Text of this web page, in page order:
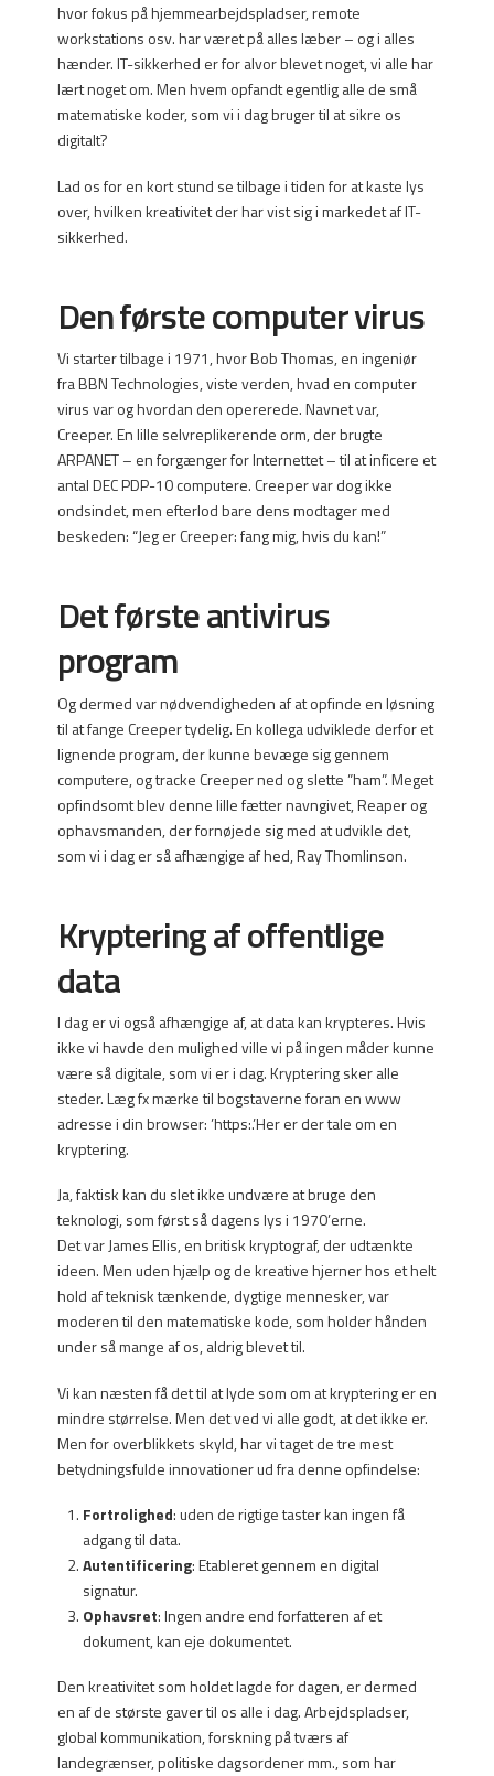
hvor fokus på hjemmearbejdspladser, remote
workstations osv. har været på alles læber – og i alles
hænder. IT-sikkerhed er for alvor blevet noget, vi alle har
lært noget om. Men hvem opfandt egentlig alle de små
matematiske koder, som vi i dag bruger til at sikre os
digitalt?
Lad os for en kort stund se tilbage i tiden for at kaste lys
over, hvilken kreativitet der har vist sig i markedet af IT-
sikkerhed.
Den første computer virus
Vi starter tilbage i 1971, hvor Bob Thomas, en ingeniør
fra BBN Technologies, viste verden, hvad en computer
virus var og hvordan den opererede. Navnet var,
Creeper. En lille selvreplikerende orm, der brugte
ARPANET – en forgænger for Internettet – til at inficere et
antal DEC PDP-10 computere. Creeper var dog ikke
ondsindet, men efterlod bare dens modtager med
beskeden: “Jeg er Creeper: fang mig, hvis du kan!”
Det første antivirus
program
Og dermed var nødvendigheden af at opfinde en løsning
til at fange Creeper tydelig. En kollega udviklede derfor et
lignende program, der kunne bevæge sig gennem
computere, og tracke Creeper ned og slette ”ham”. Meget
opfindsomt blev denne lille fætter navngivet, Reaper og
ophavsmanden, der fornøjede sig med at udvikle det,
som vi i dag er så afhængige af hed, Ray Thomlinson.
Kryptering af offentlige
data
I dag er vi også afhængige af, at data kan krypteres. Hvis
ikke vi havde den mulighed ville vi på ingen måder kunne
være så digitale, som vi er i dag. Kryptering sker alle
steder. Læg fx mærke til bogstaverne foran en www
adresse i din browser: ’https:.’Her er der tale om en
kryptering.
Ja, faktisk kan du slet ikke undvære at bruge den
teknologi, som først så dagens lys i 1970’erne.
Det var James Ellis, en britisk kryptograf, der udtænkte
ideen. Men uden hjælp og de kreative hjerner hos et helt
hold af teknisk tænkende, dygtige mennesker, var
moderen til den matematiske kode, som holder hånden
under så mange af os, aldrig blevet til.
Vi kan næsten få det til at lyde som om at kryptering er en
mindre størrelse. Men det ved vi alle godt, at det ikke er.
Men for overblikkets skyld, har vi taget de tre mest
betydningsfulde innovationer ud fra denne opfindelse:
Fortrolighed: uden de rigtige taster kan ingen få
adgang til data.
Autentificering: Etableret gennem en digital
signatur.
Ophavsret: Ingen andre end forfatteren af et
dokument, kan eje dokumentet.
Den kreativitet som holdet lagde for dagen, er dermed
en af de største gaver til os alle i dag. Arbejdspladser,
global kommunikation, forskning på tværs af
landegrænser, politiske dagsordener mm., som har